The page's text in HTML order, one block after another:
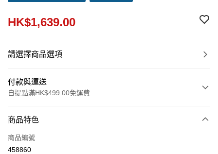
HK$1,639.00
請選擇商品選項
付款與運送
自提點滿HK$499.00免運費
信用卡
Apple Pay
商品特色
商品編號
458860